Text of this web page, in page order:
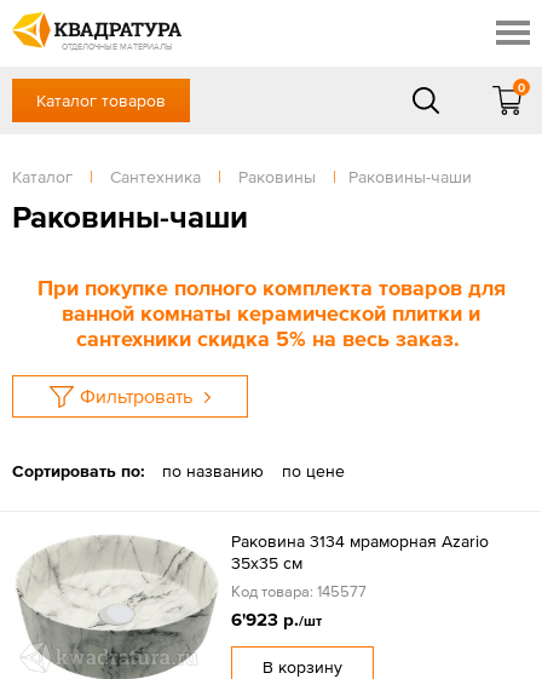
ОТДЕЛОЧНЫЕ МАТЕРИАЛЫ
Скидки
Акции
Готовые решения
Доставка и оплата
Отзывы
+7 (863) 309-13-16
Сб, Вс — выходной
ЗАКАЗАТЬ ЗВОНОК
Каталог товаров
0
Каталог | Сантехника | Раковины | Раковины-чаши
Раковины-чаши
При покупке полного комплекта товаров для
ванной комнаты керамической плитки и
сантехники скидка 5% на весь заказ.
Фильтровать
Сортировать по: по названию по цене
Раковина 3134 мраморная Azario
35x35 см
Код товара: 145577
6'923 р./шт
В корзину